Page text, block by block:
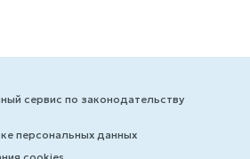
сервис по законодательству
персональных данных